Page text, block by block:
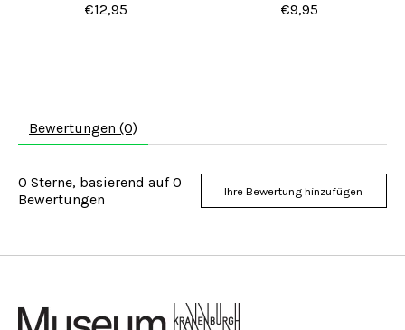
Bewertungen (0)
0 Sterne, basierend auf0
Bewertungen
Ihre Bewertung hinzufügen
€12,95
€9,95